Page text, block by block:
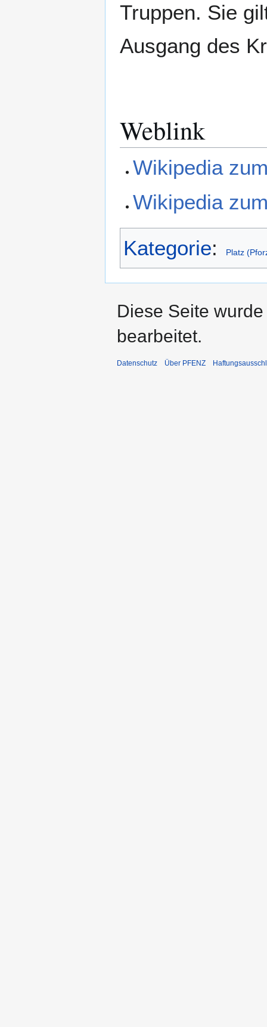
Truppen. Sie
Ausgang des
Weblink
Wikipedia
Wikipedia
Kategorie: Platz
Diese Seite
bearbeitet.
Datenschutz Über PFENZ